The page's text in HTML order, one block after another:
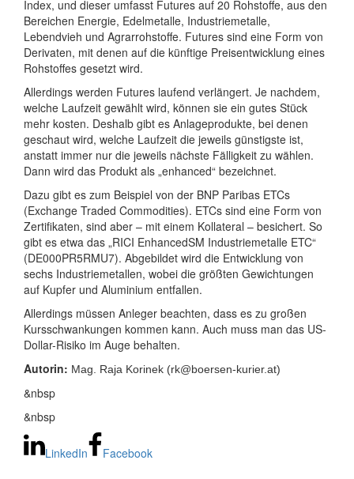
Index, und dieser umfasst Futures auf 20 Rohstoffe, aus den
Bereichen Energie, Edelmetalle, Industriemetalle,
Lebendvieh und Agrarrohstoffe. Futures sind eine Form von
Derivaten, mit denen auf die künftige Preisentwicklung eines
Rohstoffes gesetzt wird.
Allerdings werden Futures laufend verlängert. Je nachdem,
welche Laufzeit gewählt wird, können sie ein gutes Stück
mehr kosten. Deshalb gibt es Anlageprodukte, bei denen
geschaut wird, welche Laufzeit die jeweils günstigste ist,
anstatt immer nur die jeweils nächste Fälligkeit zu wählen.
Dann wird das Produkt als „enhanced“ bezeichnet.
Dazu gibt es zum Beispiel von der BNP Paribas ETCs
(Exchange Traded Commodities). ETCs sind eine Form von
Zertifikaten, sind aber – mit einem Kollateral – besichert. So
gibt es etwa das „RICI EnhancedSM Industriemetalle ETC“
(DE000PR5RMU7). Abgebildet wird die Entwicklung von
sechs Industriemetallen, wobei die größten Gewichtungen
auf Kupfer und Aluminium entfallen.
Allerdings müssen Anleger beachten, dass es zu großen
Kursschwankungen kommen kann. Auch muss man das US-
Dollar-Risiko im Auge behalten.
Autorin: Mag. Raja Korinek (rk@boersen-kurier.at)
&nbsp
&nbsp
LinkedIn Facebook